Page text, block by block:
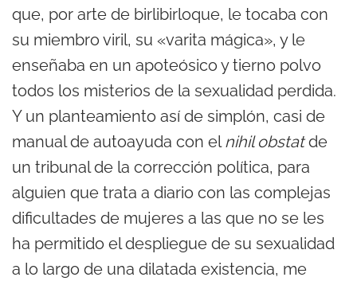
que, por arte de birlibirloque, le tocaba con
su miembro viril, su «varita mágica», y le
enseñaba en un apoteósico y tierno polvo
todos los misterios de la sexualidad perdida.
Y un planteamiento así de simplón, casi de
manual de autoayuda con elnihil obstatde
un tribunal de la corrección política, para
alguien que trata a diario con las complejas
dificultades de mujeres a las que no se les
ha permitido el despliegue de su sexualidad
a lo largo de una dilatada existencia, me